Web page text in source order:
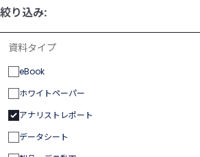
ト
索
絞り込み:
資料タイプ
eBook
ホワイトペーパー
アナリストレポート
データシート